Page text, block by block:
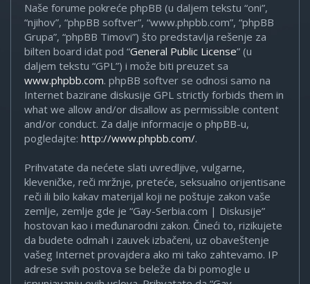
Naše forume pokreće phpBB (u daljem tekstu “oni”,
“njihov”, “phpBB softver”, “www.phpbb.com”, “phpBB
Grupa”, “phpBB Timovi”) što predstavlja rešenje za
bilten board idat pod “General Public License” (u
daljem tekstu “GPL”) i može biti preuzet sa
www.phpbb.com. phpBB softver se odnosi samo na
Internet bazirane diskusije GPL strictly forbids them in
what we allow and/or disallow as permissible content
and/or conduct. Za dalje informacije o phpBB-u,
pogledajte: http://www.phpbb.com/.
Prihvatate da nećete slati uvredljive, vulgarne,
kleveničke, reči mržnje, preteće, seksualno orijentisane
reči ili bilo kakav materijal koji ne poštuje zakon vaše
zemlje, zemlje gde je “Gay-Serbia.com | Diskusije”
hostovan kao i međunarodni zakon. Čineći to, rizikujete
da budete odmah i zauvek izbačeni, uz obaveštenje
vašeg Internet provajdera ako mi tako zahtevamo. IP
adrese svih postova se beleže da bi pomogle u